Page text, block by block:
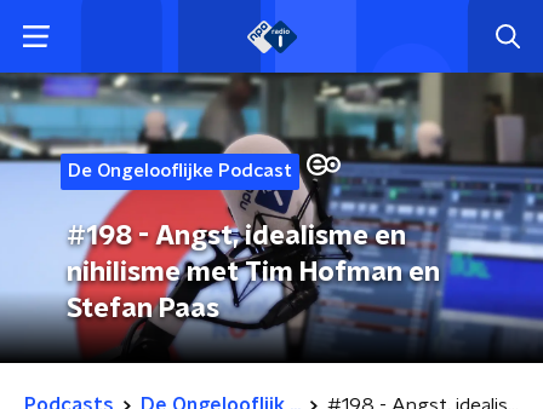
De Ongelooflijke Podcast
#198 - Angst, idealisme en
nihilisme met Tim Hofman en
Stefan Paas